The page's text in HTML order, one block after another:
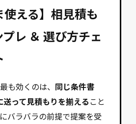
使える】相見積も
レ ＆ 選び方チェ
も効くのは、 同じ条件書
送って見積もりを揃えること
バラバラの前提で提案を受